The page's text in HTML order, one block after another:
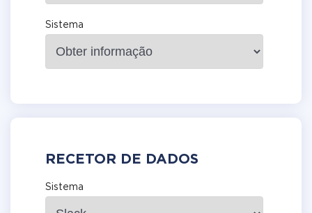
Sistema
RECETOR DE DADOS
Sistema